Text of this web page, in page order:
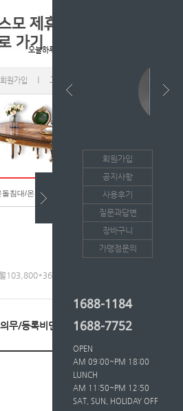
오늘하루 열지않음
회원가입 고객센터
돌침대/온돌소파
103,800*36개월의무/등록비면제)
/등록비면제)
회원가입
공지사항
사용후기
질문과답변
장바구니
가맹점문의
1688-1184
1688-7752
OPEN
AM 09:00~PM 18:00
LUNCH
AM 11:50~PM 12:50
SAT, SUN, HOLIDAY OFF